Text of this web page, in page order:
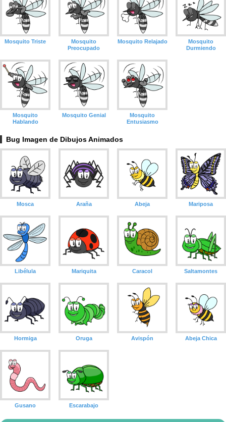
Mosquito Triste
Mosquito
Preocupado
Mosquito Relajado
Mosquito
Durmiendo
Mosquito
Hablando
Mosquito Genial
Mosquito
Entusiasmo
Bug Imagen de Dibujos Animados
Mosca Araña Abeja Mariposa
Libélula Mariquita Caracol Saltamontes
Hormiga Oruga Avispón Abeja Chica
Gusano Escarabajo